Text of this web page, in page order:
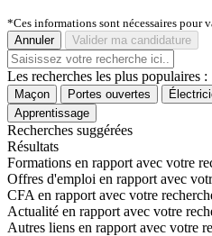
*Ces informations sont nécessaires pour
Annuler
Valider ma candidature
Les recherches les plus populaires :
Maçon Portes ouvertes
Apprentissage
Recherches suggérées
Résultats
Formations en rapport avec votre
Offres d'emploi en rapport avec
CFA en rapport avec votre
Actualité en rapport avec votre
Autres liens en rapport avec votre